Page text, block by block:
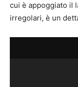
cui è appoggiato il
irregolari, è un